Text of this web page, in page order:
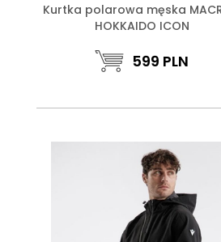
Kurtka polarowa męska
HOKKAIDO ICON
599 PLN